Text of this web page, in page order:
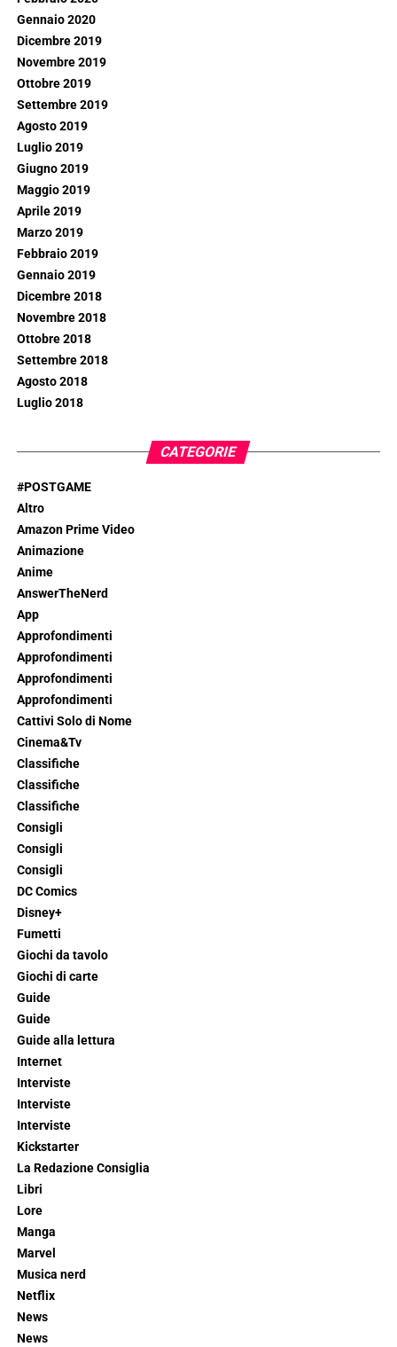
Gennaio 2020
Dicembre 2019
Novembre 2019
Ottobre 2019
Settembre 2019
Agosto 2019
Luglio 2019
Giugno 2019
Maggio 2019
Aprile 2019
Marzo 2019
Febbraio 2019
Gennaio 2019
Dicembre 2018
Novembre 2018
Ottobre 2018
Settembre 2018
Agosto 2018
Luglio 2018
CATEGORIE
#POSTGAME
Altro
Amazon Prime Video
Animazione
Anime
AnswerTheNerd
App
Approfondimenti
Approfondimenti
Approfondimenti
Approfondimenti
Cattivi Solo di Nome
Cinema&Tv
Classifiche
Classifiche
Classifiche
Consigli
Consigli
Consigli
DC Comics
Disney+
Fumetti
Giochi da tavolo
Giochi di carte
Guide
Guide
Guide alla lettura
Internet
Interviste
Interviste
Interviste
Kickstarter
La Redazione Consiglia
Libri
Lore
Manga
Marvel
Musica nerd
Netflix
News
News